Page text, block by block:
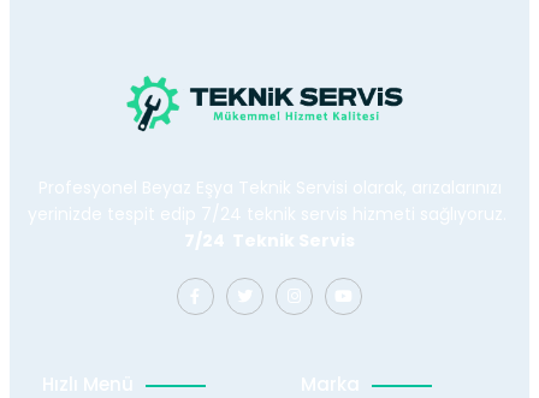
Profesyonel Beyaz Eşya Teknik Servisi olarak, arızalarınızı
yerinizde tespit edip 7/24 teknik servis hizmeti sağlıyoruz.
7/24 Teknik Servis
Hızlı Menü Marka